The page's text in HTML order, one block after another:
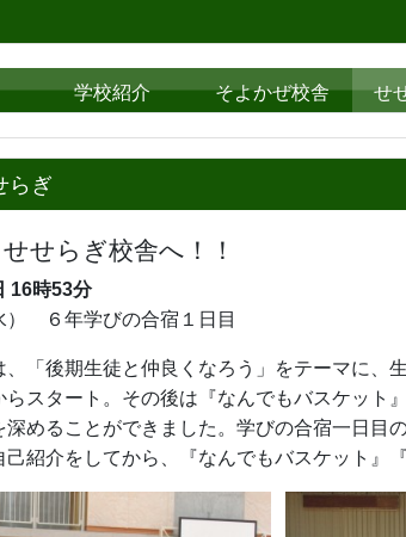
学校紹介 そよかぜ校舎 せ
らぎ
せらぎ校舎へ！！
16時53分
） ６年学びの合宿１日目
「後期生徒と仲良くなろう」をテーマに、
らスタート。その後は『なんでもバスケッ
めることができました。 学びの合宿一日目
己紹介をしてから、『なんでもバスケット』